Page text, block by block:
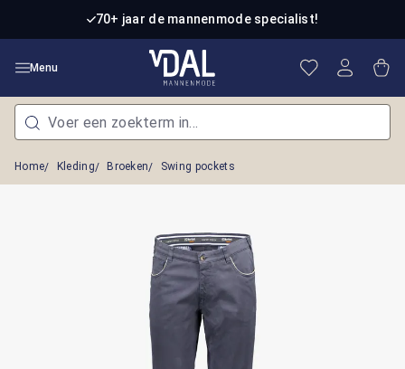
Ga naar de hoofdinhoud70+ jaar de mannenmode specialist!
Menu Je hebt 0
Home Kleding Broeken Swing pockets